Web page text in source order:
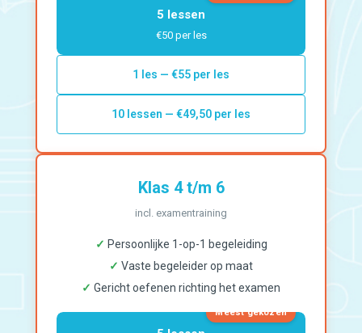
5 lessen
€50 per les
1 les — €55 per les
10 lessen — €49,50 per les
Klas 4 t/m 6
incl. examentraining
✓ Persoonlijke 1-op-1 begeleiding
✓ Vaste begeleider op maat
✓ Gericht oefenen richting het examen
Meest gekozen